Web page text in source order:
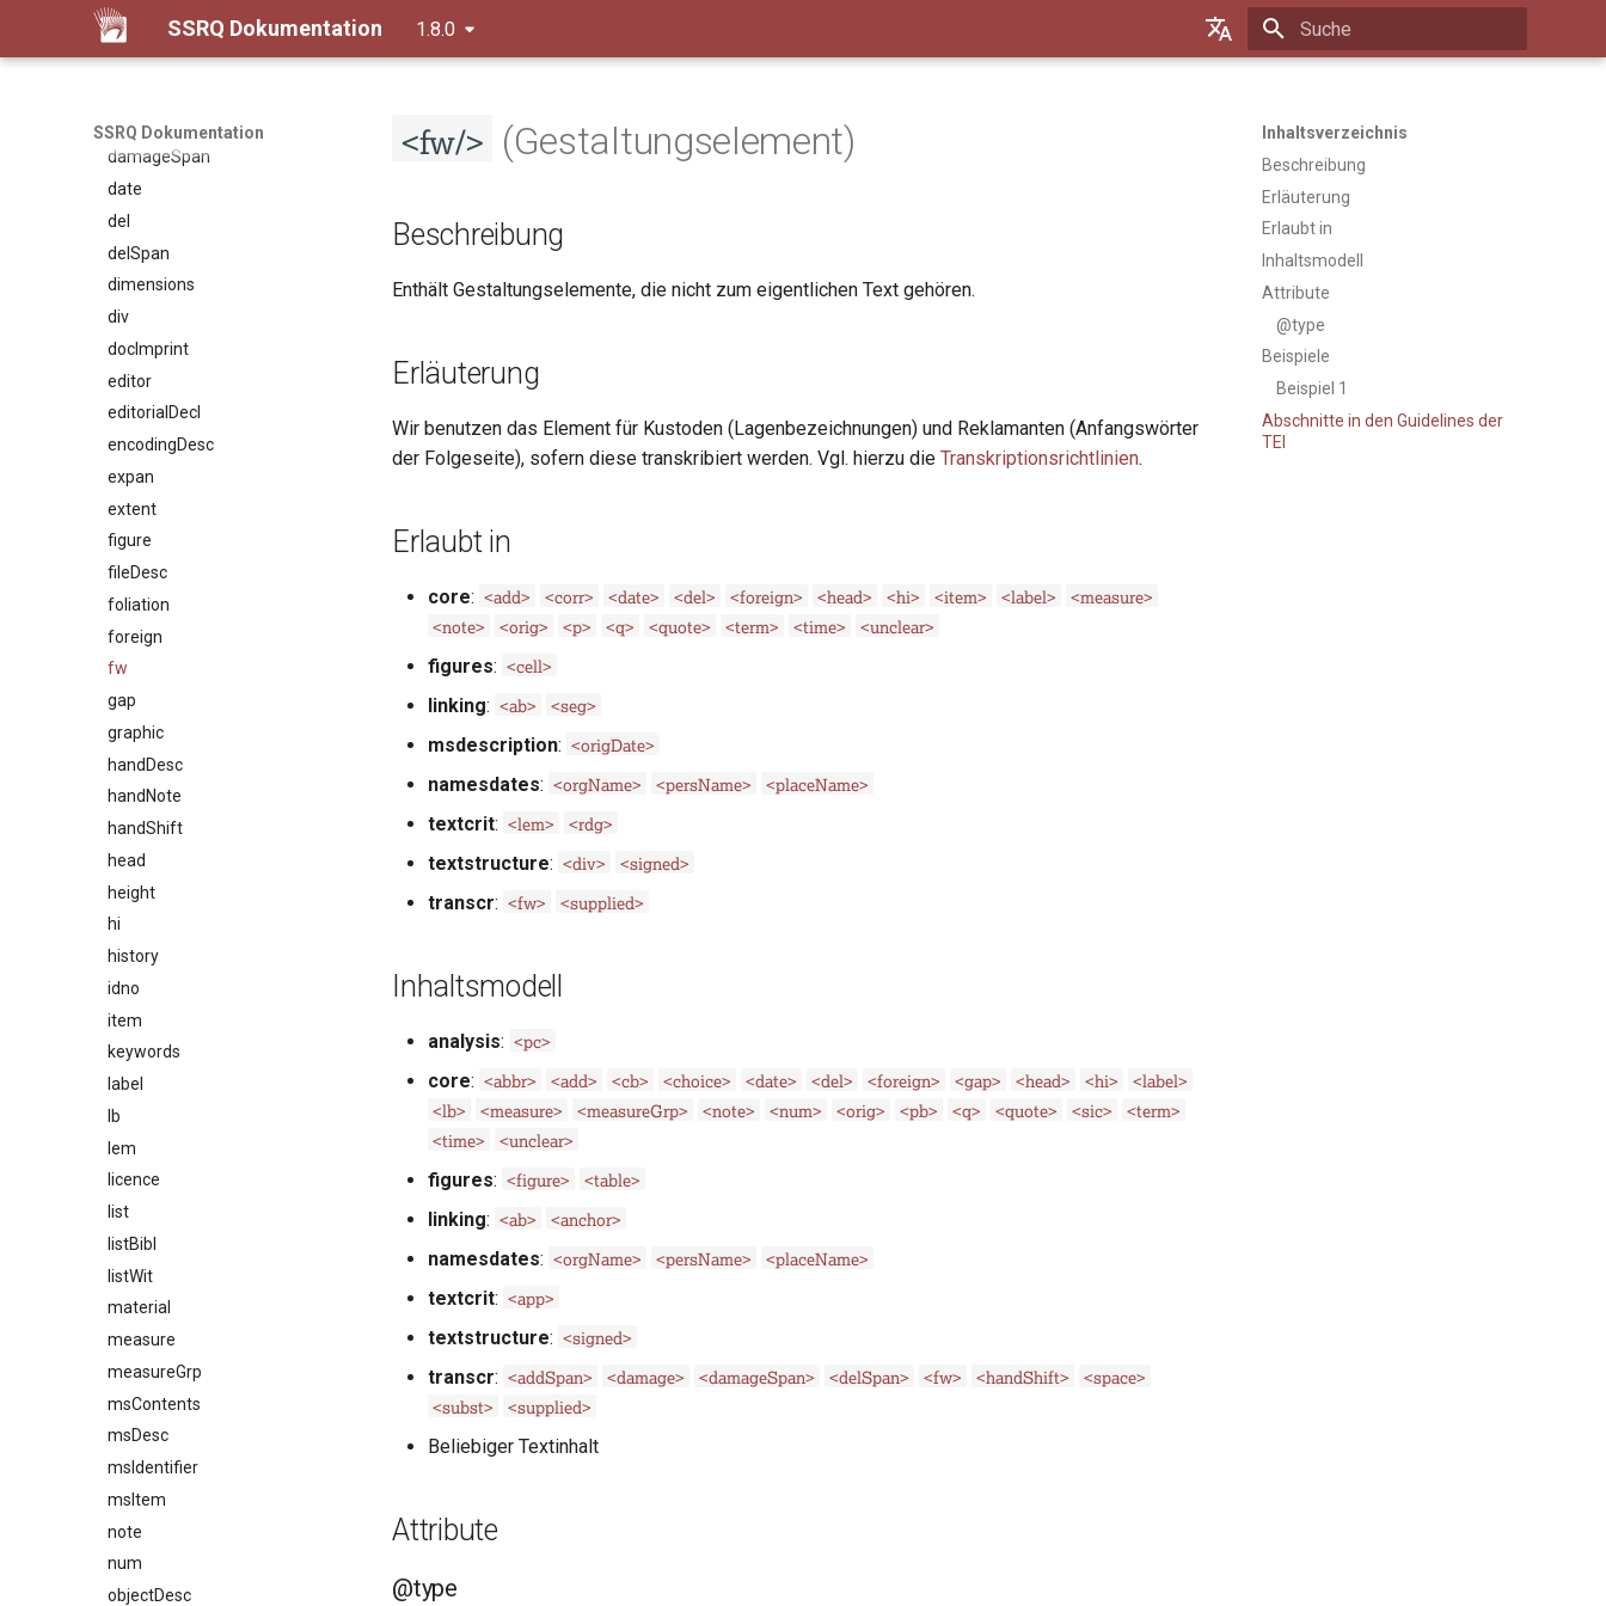
SSRQ Dokumentation 1.8.0
SSRQ Dokumentation
corr
custEvent
damage
damageSpan
date
del
delSpan
dimensions
div
docImprint
editor
editorialDecl
encodingDesc
expan
extent
figure
fileDesc
foliation
foreign
fw
gap
graphic
handDesc
handNote
handShift
head
height
hi
history
idno
item
keywords
label
lb
lem
licence
list
listBibl
listWit
material
measure
measureGrp
msContents
msDesc
msIdentifier
msItem
note
num
objectDesc
Inhaltsverzeichnis
Beschreibung
Erläuterung
Erlaubt in
Inhaltsmodell
Attribute
@type
Beispiele
Beispiel 1
Abschnitte in den Guidelines der
TEI
<fw/> (Gestaltungselement)
Beschreibung
Enthält Gestaltungselemente, die nicht zum eigentlichen Text gehören.
Erläuterung
Wir benutzen das Element für Kustoden (Lagenbezeichnungen) und Reklamanten (Anfangswörter
der Folgeseite), sofern diese transkribiert werden. Vgl. hierzu die Transkriptionsrichtlinien.
Erlaubt in
core: <add> <corr> <date> <del> <foreign> <head> <hi> <item> <label>
<measure>
<note>
<orig> <p> <q> <quote> <term> <time>
<unclear>
figures: <cell>
linking: <ab>
<seg>
msdescription: <origDate>
namesdates: <orgName> <persName>
<placeName>
textcrit: <lem>
<rdg>
textstructure: <div>
<signed>
transcr: <fw> <supplied>
Inhaltsmodell
analysis: <pc>
core: <abbr> <add> <cb> <choice> <date> <del> <foreign> <gap> <head> <hi>
<label>
<lb>
<measure> <measureGrp> <note> <num> <orig> <pb> <q> <quote> <sic>
<term>
<time>
<unclear>
figures: <figure>
<table>
linking: <ab>
<anchor>
namesdates: <orgName> <persName>
<placeName>
textcrit: <app>
textstructure: <signed>
transcr: <addSpan> <damage> <damageSpan> <delSpan> <fw> <handShift>
<space>
<subst>
<supplied>
Beliebiger Textinhalt
Attribute
@type